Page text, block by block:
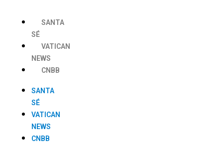
para
conteúdo
SANTA
SÉ
VATICAN
NEWS
CNBB
SANTA
SÉ
VATICAN
NEWS
CNBB